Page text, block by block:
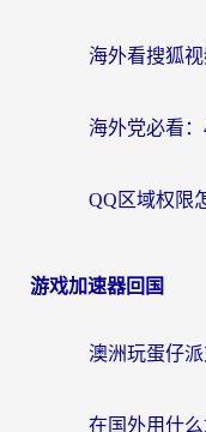
游戏加速器回国